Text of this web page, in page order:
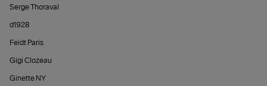
Serge Thoraval
d1928
Feidt Paris
Gigi Clozeau
Ginette NY